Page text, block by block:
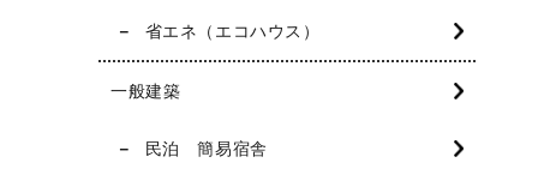
省エネ（エコハウス）
一般建築
民泊 簡易宿舎